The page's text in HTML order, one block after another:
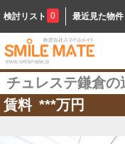
検討リスト 0 最近見た物件
チュレステ鎌倉
賃料 ***万円